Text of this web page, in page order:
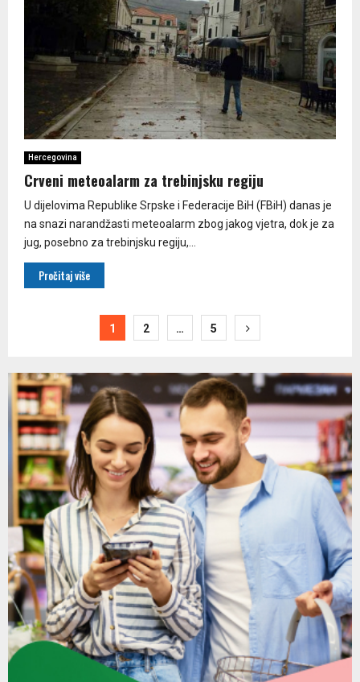
Hercegovina
Crveni meteoalarm za trebinjsku regiju
U dijelovima Republike Srpske i Federacije BiH (FBiH) danas je
na snazi narandžasti meteoalarm zbog jakog vjetra, dok je za
jug, posebno za trebinjsku regiju,...
Pročitaj više
Paginacija
1 2 … 5